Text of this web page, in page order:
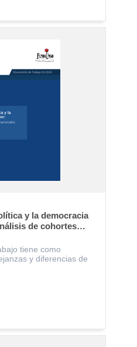
y la democracia
de cohortes
tiene como
y diferencias de